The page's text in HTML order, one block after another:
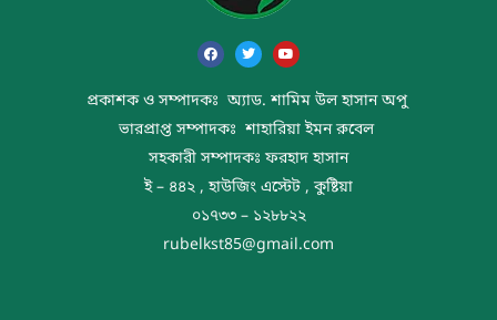
প্রকাশক ও সম্পাদকঃ অ্যাড. শামিম উল হাসান অপু
ভারপ্রাপ্ত সম্পাদকঃ শাহারিয়া ইমন রুবেল
সহকারী সম্পাদকঃ ফরহাদ হাসান
ই – ৪৪২ , হাউজিং এস্টেট , কুষ্টিয়া
০১৭৩৩ – ১২৮৮২২
rubelkst85@gmail.com